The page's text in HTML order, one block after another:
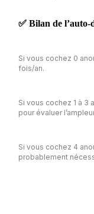
✅ Bilan de l’auto-
Si vous cochez 0
fois/an.
Si vous cochez 1 à
pour évaluer
Si vous cochez 4
probablement